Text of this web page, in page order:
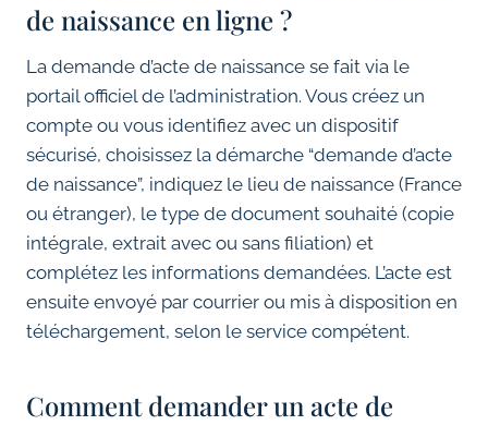
de naissance en ligne ?
La demande d’acte de naissance se fait via le
portail officiel de l’administration. Vous créez un
compte ou vous identifiez avec un dispositif
sécurisé, choisissez la démarche “demande d’acte
de naissance”, indiquez le lieu de naissance (France
ou étranger), le type de document souhaité (copie
intégrale, extrait avec ou sans filiation) et
complétez les informations demandées. L’acte est
ensuite envoyé par courrier ou mis à disposition en
téléchargement, selon le service compétent.
Comment demander un acte de